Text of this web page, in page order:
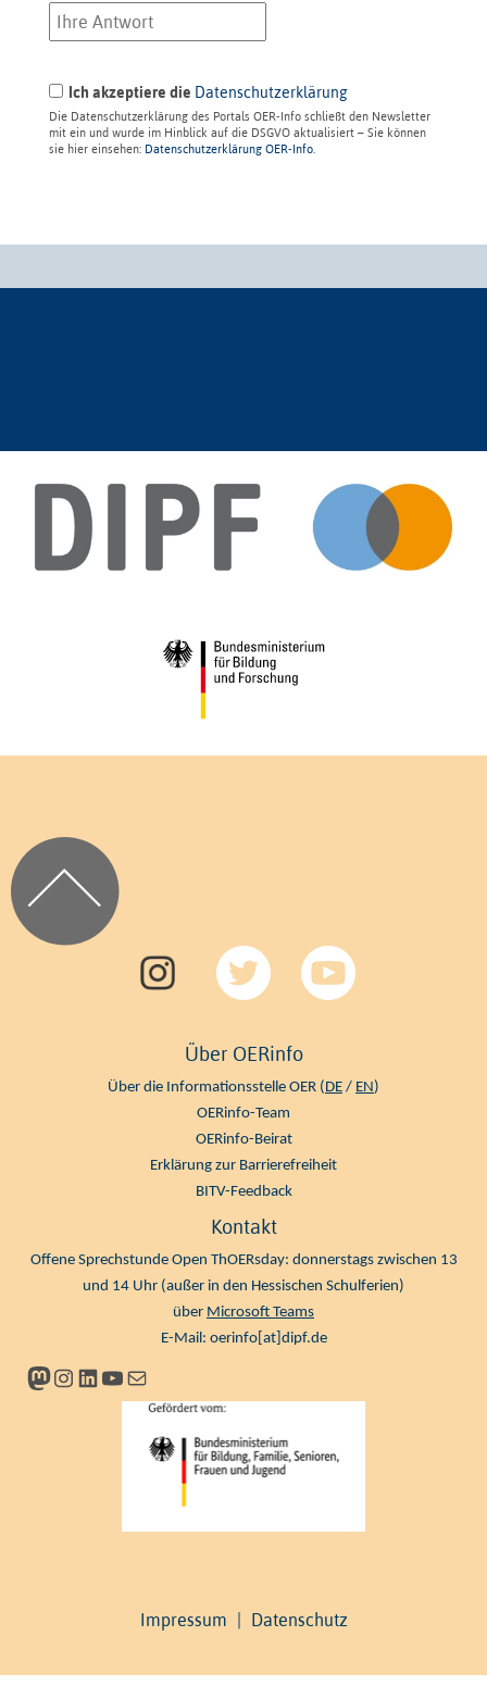
Ich akzeptiere die Datenschutzerklärung
Die Datenschutzerklärung des Portals OER-Info schließt den Newsletter
mit ein und wurde im Hinblick auf die DSGVO aktualisiert – Sie können
sie hier einsehen: Datenschutzerklärung OER-Info
Über OERinfo
Über die Informationsstelle OER ( DE / EN )
OERinfo-Team
OERinfo-Beirat
Erklärung zur Barrierefreiheit
BITV-Feedback
Kontakt
Offene Sprechstunde Open ThOERsday: donnerstags zwischen 13
und 14 Uhr (außer in den Hessischen Schulferien)
über Microsoft Teams
E-Mail: oerinfo[at]dipf.de
Mastodon
Instagram
LinkedIn
YouTube
Newsletter
Impressum Datenschutz